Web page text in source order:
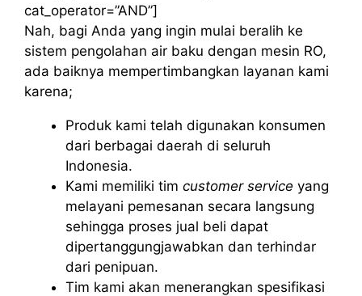
cat_operator=”AND”]
Nah, bagi Anda yang ingin mulai beralih ke
sistem pengolahan air baku dengan mesin RO,
ada baiknya mempertimbangkan layanan kami
karena;
Produk kami telah digunakan konsumen
dari berbagai daerah di seluruh
Indonesia.
Kami memiliki tim customer service yang
melayani pemesanan secara langsung
sehingga proses jual beli dapat
dipertanggungjawabkan dan terhindar
dari penipuan.
Tim kami akan menerangkan spesifikasi